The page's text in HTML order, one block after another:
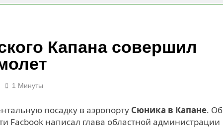
Капана совершил
1 Минуты
посадку в аэропорту Сюника в Капане. Об
Facbook написал глава областной администрации